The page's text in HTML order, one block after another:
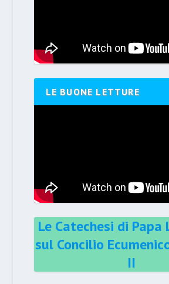
LE BUONE LETTURE
Le Catechesi di Papa
sul Concilio
II